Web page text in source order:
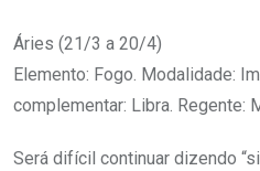
Áries (21/3 a 20/4)
Elemento: Fogo. Modalidade:
complementar: Libra. Regente:
Será difícil continuar dizendo